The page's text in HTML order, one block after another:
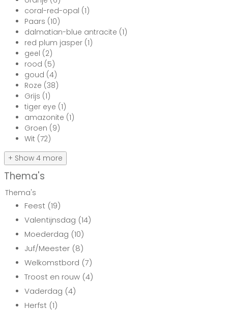
coral-red-opal (1)
Paars (10)
dalmatian-blue antracite (1)
red plum jasper (1)
geel (2)
rood (5)
goud (4)
Roze (38)
Grijs (1)
tiger eye (1)
amazonite (1)
Groen (9)
Wit (72)
+ Show 4 more
Thema's
Thema's
Feest (19)
Valentijnsdag (14)
Moederdag (10)
Juf/Meester (8)
Welkomstbord (7)
Troost en rouw (4)
Vaderdag (4)
Herfst (1)